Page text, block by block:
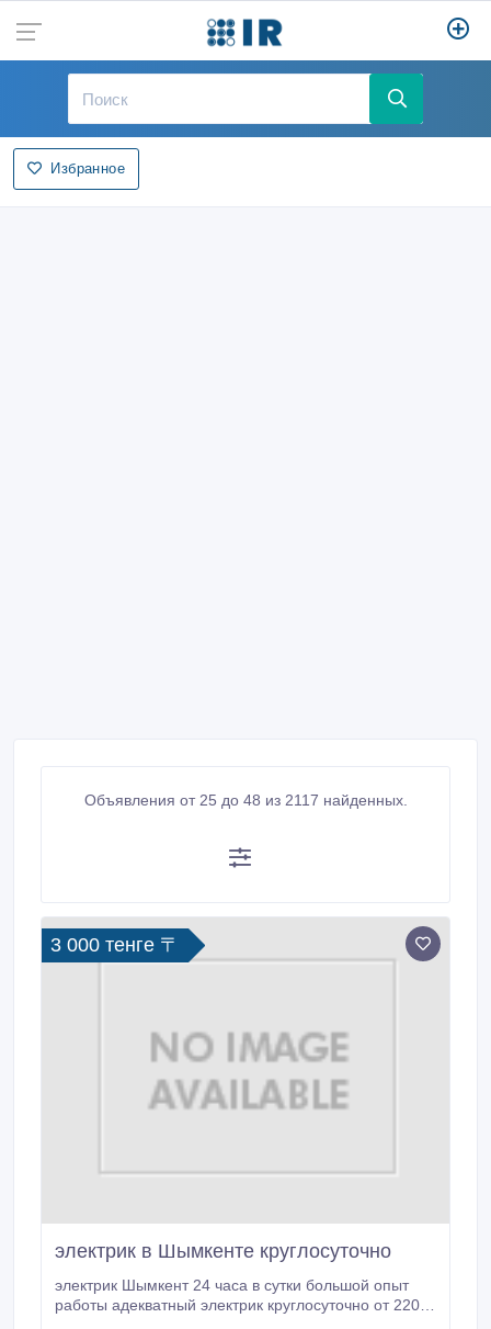
Избранное
Объявления от 25 до 48 из 2117 найденных.
3 000 тенге 〒
электрик в Шымкенте круглосуточно
электрик Шымкент 24 часа в сутки большой опыт
работы адекватный электрик круглосуточно от 220-